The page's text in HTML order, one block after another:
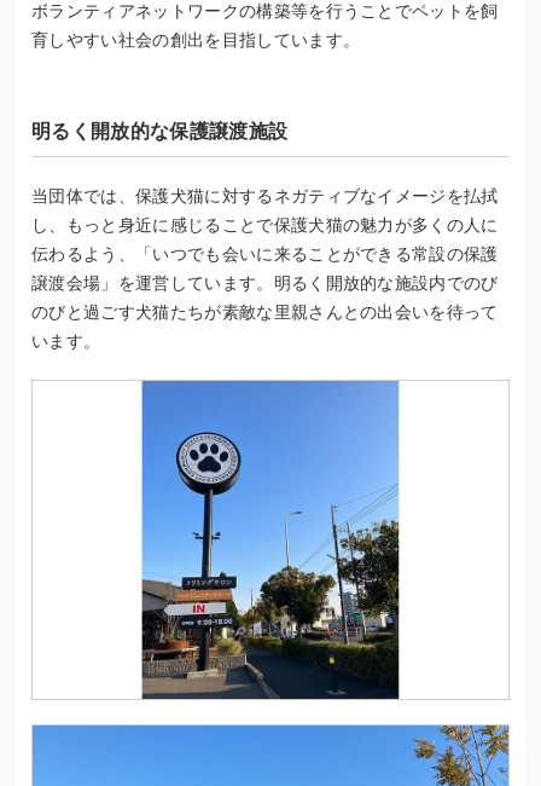
ボランティアネットワークの構築等を行うことでペットを飼
育しやすい社会の創出を目指しています。
明るく開放的な保護譲渡施設
当団体では、保護犬猫に対するネガティブなイメージを払拭
し、もっと身近に感じることで保護犬猫の魅力が多くの人に
伝わるよう、「いつでも会いに来ることができる常設の保護
譲渡会場」を運営しています。明るく開放的な施設内でのび
のびと過ごす犬猫たちが素敵な里親さんとの出会いを待って
います。